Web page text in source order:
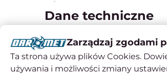
Dane techniczne
Średnica
Szerokość zęba / grubość
Zarządzaj zgodami
Ta strona używa plików Cookies.
używania i możliwości zmiany